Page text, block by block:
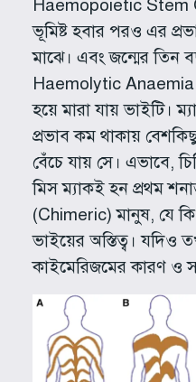
Haemopoietic Stem
ভূমিষ্ট হবার পরও এর
মাঝে। এবং জন্মের তিন
Haemolytic Anaemia
হয়ে মারা যায় ভাইটি।
প্রভাব কম থাকায়
বেঁচে যায় সে। এভাবে,
মিস ম্যাকই হন প্রথম
(Chimeric) মানুষ, যে
ভাইয়ের অস্তিত্ব।
কাইমেরিজমের কারণ ও